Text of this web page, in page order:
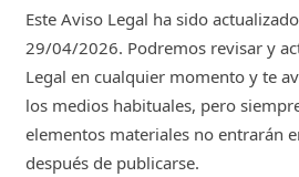
Este Aviso Legal ha sido
29/04/2026. Podremos revisar y
Legal en cualquier momento y te
los medios habituales, pero
elementos materiales no entrarán
después de publicarse.